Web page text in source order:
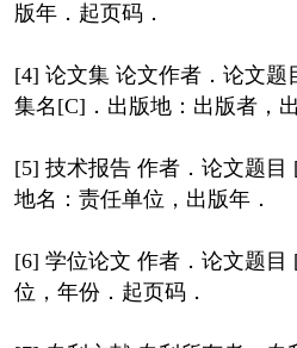
版年．起页码．
[4] 论文集 论文作者．论文
集名[C]．出版地：出版者，
[5] 技术报告 作者．论文题目
地名：责任单位，出版年．
[6] 学位论文 作者．论文题
位，年份．起页码．